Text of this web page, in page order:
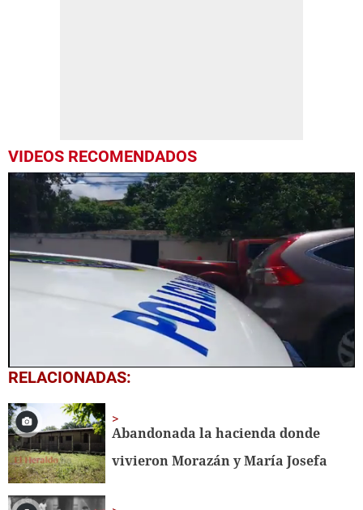
VIDEOS RECOMENDADOS
0
seconds
1
minute,
14
seconds
RELACIONADAS:
Abandonada la hacienda donde
vivieron Morazán y María Josefa